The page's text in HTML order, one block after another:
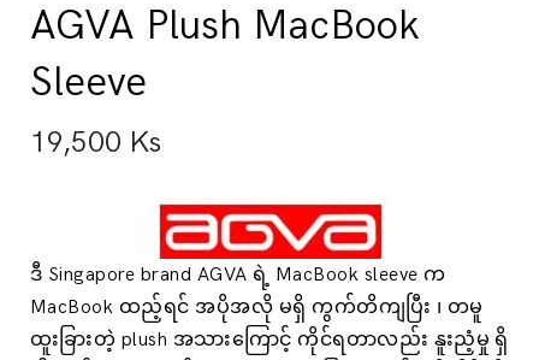
AGVA Plush MacBook
Sleeve
19,500 Ks
ဒီ Singapore brand AGVA ရဲ့ MacBook sleeve က
MacBook ထည့်ရင် အပိုအလို မရှိ ကွက်တိကျပြီး ၊ တမူ
ထူးခြားတဲ့ plush အသားကြောင့် ကိုင်ရတာလည်း နူးညံ့မှု ရှိ